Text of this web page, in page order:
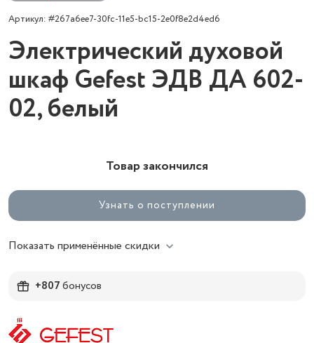
Артикул: #267a6ee7-30fc-11e5-bc15-2e0f8e2d4ed6
Электрический духовой
шкаф Gefest ЭДВ ДА 602-
02, белый
Товар закончился
Узнать о поступлении
Показать применённые скидки
+807бонусов